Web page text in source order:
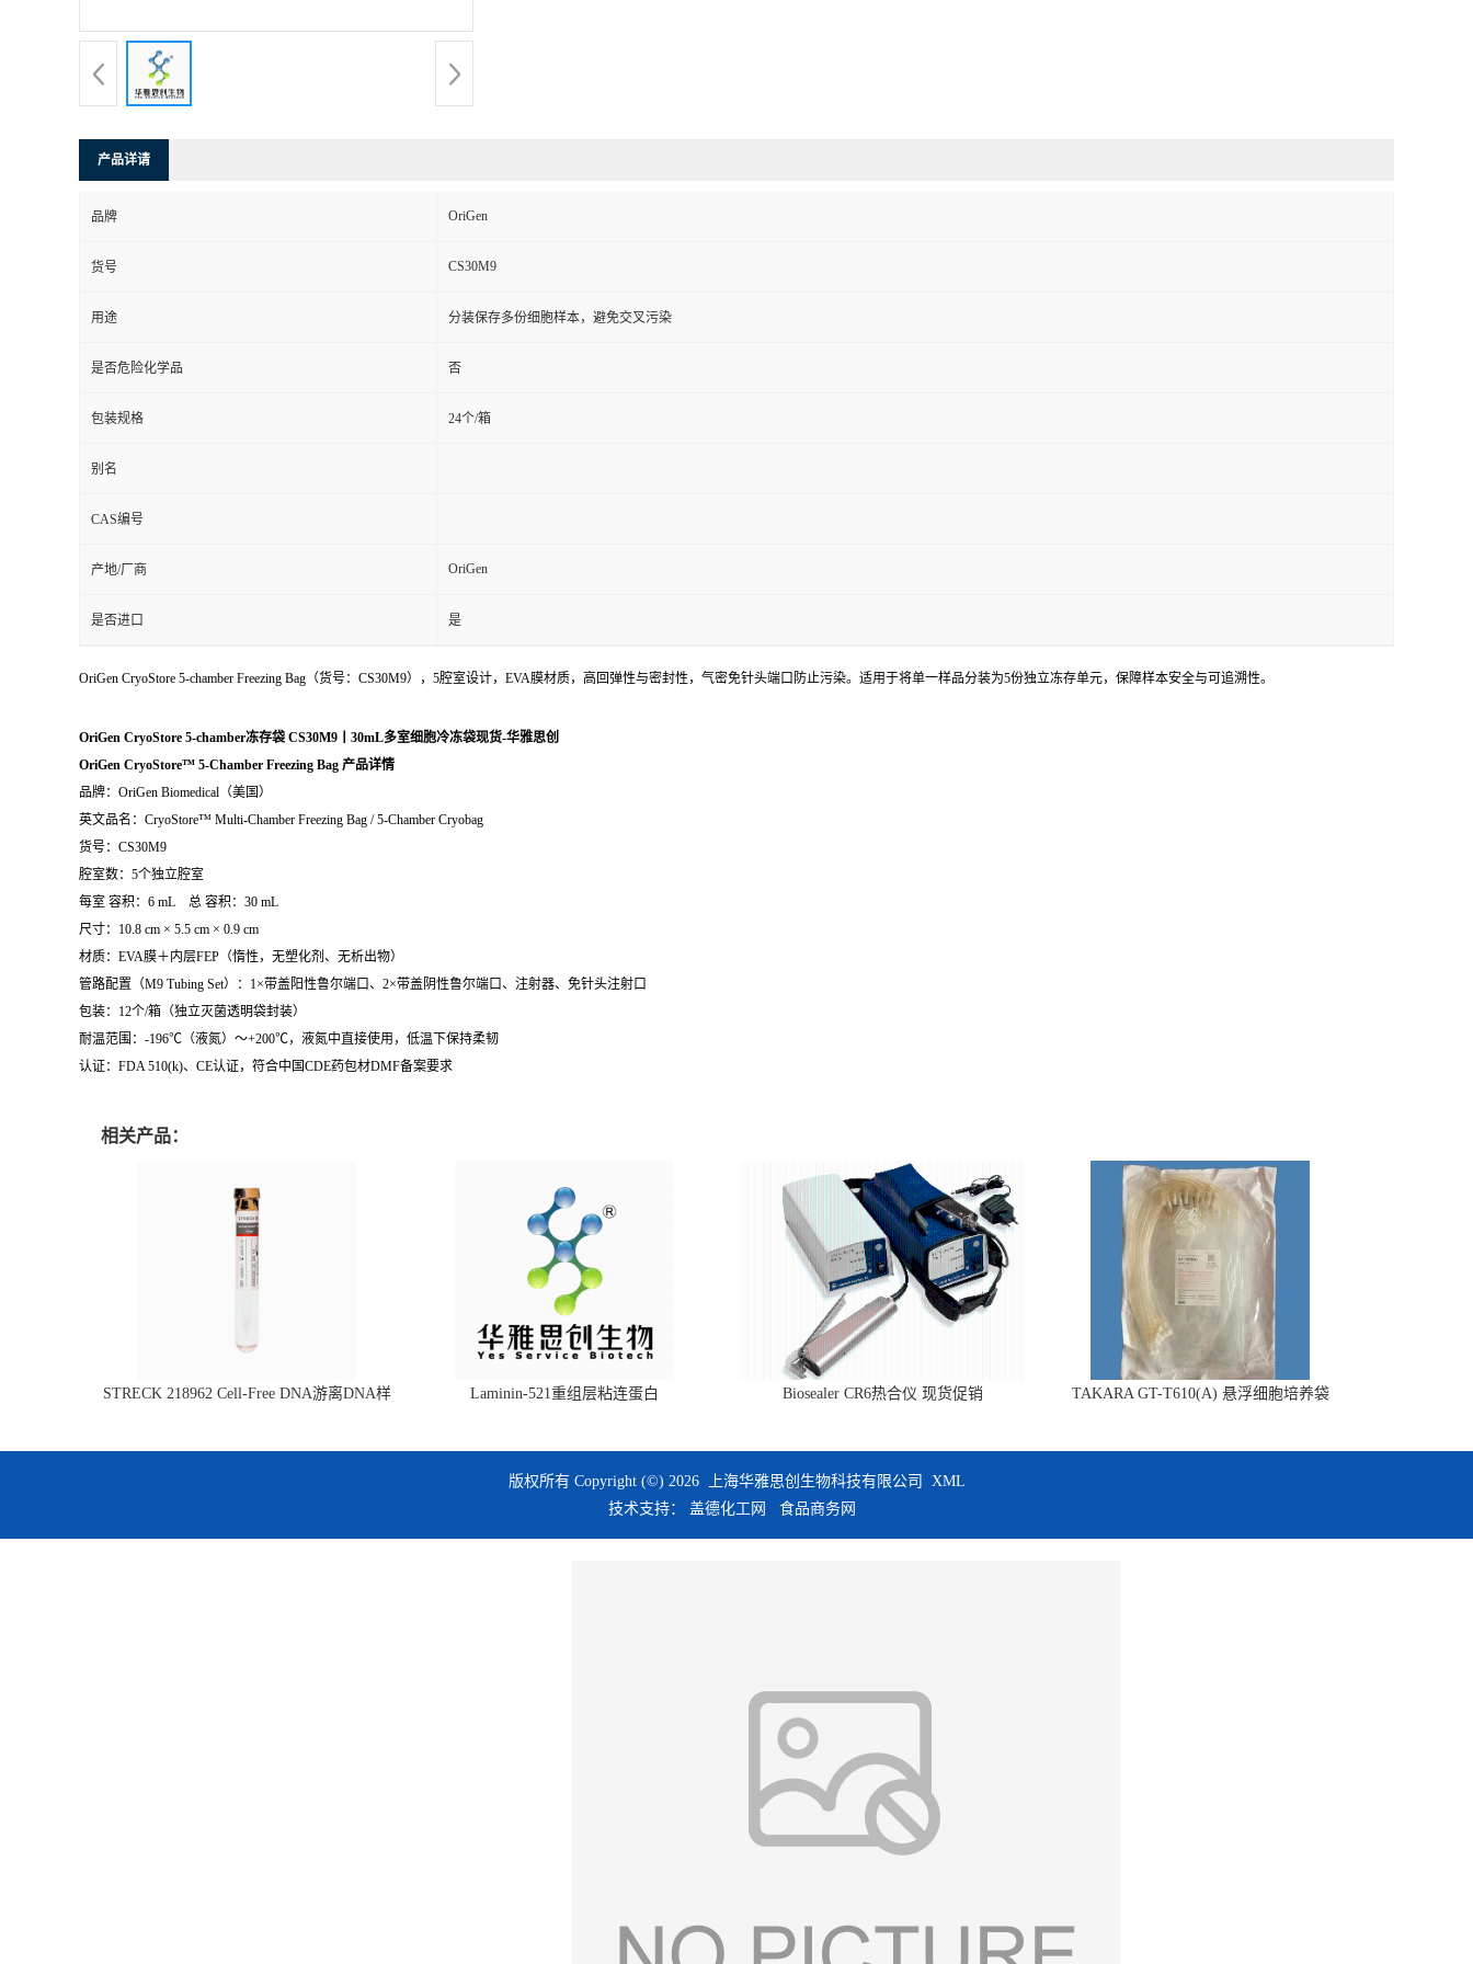
产品详请
品牌 OriGen
货号 CS30M9
用途 分装保存多份细胞样本，避免交叉污染
是否危险化学品 否
包装规格 24个/箱
别名
CAS编号
产地/厂商 OriGen
是否进口 是
OriGen CryoStore 5-chamber Freezing Bag（货号：CS30M9），5腔室设计，EVA膜材质，高回弹性与密封性，气密免针头端口防止污染。适用于将单一样品分装为5份独立冻存单元，保障样本安全与可追溯性。
OriGen CryoStore 5-chamber冻存袋 CS30M9丨30mL多室细胞冷冻袋现货-华雅思创
OriGen CryoStore™ 5-Chamber Freezing Bag 产品详情
品牌：OriGen Biomedical（美国）
英文品名：CryoStore™ Multi-Chamber Freezing Bag / 5-Chamber Cryobag
货号：CS30M9
腔室数：5个独立腔室
每室 容积：6 mL 总 容积：30 mL
尺寸：10.8 cm × 5.5 cm × 0.9 cm
材质：EVA膜＋内层FEP（惰性，无塑化剂、无析出物）
管路配置（M9 Tubing Set）：1×带盖阳性鲁尔端口、2×带盖阴性鲁尔端口、注射器、免针头注射口
包装：12个/箱（独立灭菌透明袋封装）
耐温范围：-196℃（液氮）～+200℃，液氮中直接使用，低温下保持柔韧
认证：FDA 510(k)、CE认证，符合中国CDE药包材DMF备案要求
相关产品：
STRECK 218962 Cell-Free DNA游离DNA样
Laminin-521重组层粘连蛋白 Biosealer CR6热合仪 现货促销 TAKARA GT-T610(A) 悬浮细胞培养袋
版权所有 Copyright (©) 2026 上海华雅思创生物科技有限公司
XML
技术支持： 盖德化工网 食品商务网